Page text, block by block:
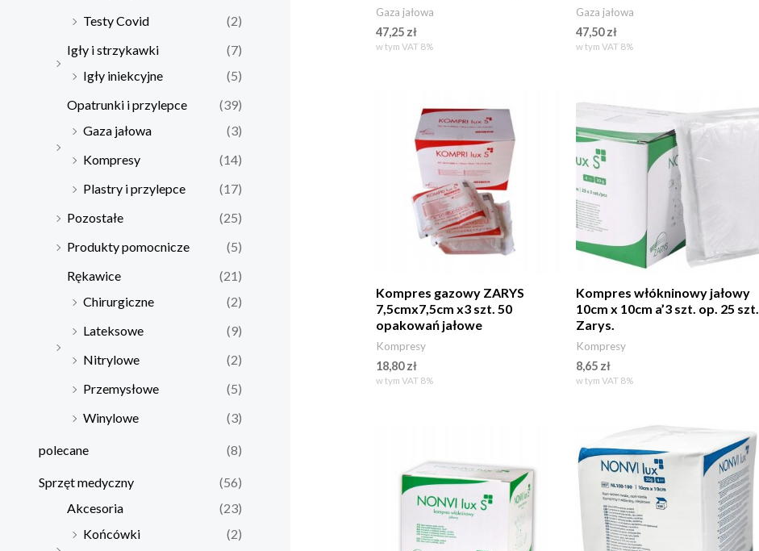
Testy Covid
(2)
Igły i strzykawki
(7)
Igły iniekcyjne
(5)
Opatrunki i przylepce
(39)
Gaza jałowa
(3)
Kompresy
(14)
Plastry i przylepce
(17)
Pozostałe
(25)
Produkty pomocnicze
(5)
Rękawice
(21)
Chirurgiczne
(2)
Lateksowe
(9)
Nitrylowe
(2)
Przemysłowe
(5)
Winylowe
(3)
polecane (8)
Sprzęt medyczny
(56)
Akcesoria
(23)
Końcówki
(2)
Gaza jałowa
47,25 zł
w tym VAT 8%
Gaza jałowa
47,50zł
w tym VAT 8%
Kompres gazowy ZARYS
7,5cmx7,5cm x3 szt. 50
opakowań jałowe
Kompresy
18,80zł
w tym VAT 8%
Kompres włókninowy jałowy
10cm x 10cm a’3 szt. op. 25 szt.
Zarys.
Kompresy
8,65 zł
w tym VAT 8%